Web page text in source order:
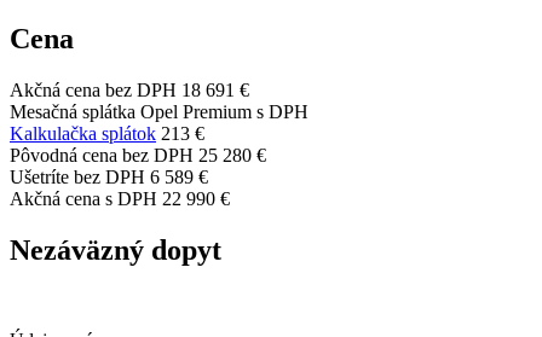
Cena
Akčná cena bez DPH 18 691 €
Mesačná splátka Opel Premium s DPH
Kalkulačka splátok 213 €
Pôvodná cena bez DPH 25 280 €
Ušetríte bez DPH 6 589 €
Akčná cena s DPH 22 990 €
Nezáväzný dopyt